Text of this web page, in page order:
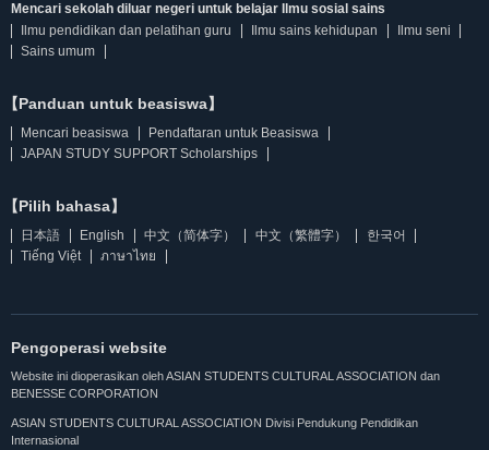
Mencari sekolah diluar negeri untuk belajar Ilmu sosial sains
Ilmu pendidikan dan pelatihan guru
Ilmu sains kehidupan
Ilmu seni
Sains umum
【Panduan untuk beasiswa】
Mencari beasiswa
Pendaftaran untuk Beasiswa
JAPAN STUDY SUPPORT Scholarships
【Pilih bahasa】
日本語 English 中文（简体字） 中文（繁體字）
한국어
Tiếng Việt
ภาษาไทย
Pengoperasi website
Website ini dioperasikan oleh ASIAN STUDENTS CULTURAL ASSOCIATION dan
BENESSE CORPORATION
ASIAN STUDENTS CULTURAL ASSOCIATION Divisi Pendukung Pendidikan
Internasional